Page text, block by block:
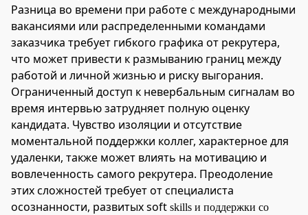
Разница во времени при работе с международными
вакансиями или распределенными командами
заказчика требует гибкого графика от рекрутера,
что может привести к размыванию границ между
работой и личной жизнью и риску выгорания.
Ограниченный доступ к невербальным сигналам во
время интервью затрудняет полную оценку
кандидата. Чувство изоляции и отсутствие
моментальной поддержки коллег, характерное для
удаленки, также может влиять на мотивацию и
вовлеченность самого рекрутера. Преодоление
этих сложностей требует от специалиста
осознанности, развитых soft skills и поддержки со